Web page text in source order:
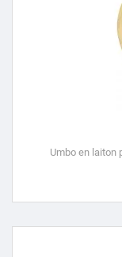
Umbo en laiton